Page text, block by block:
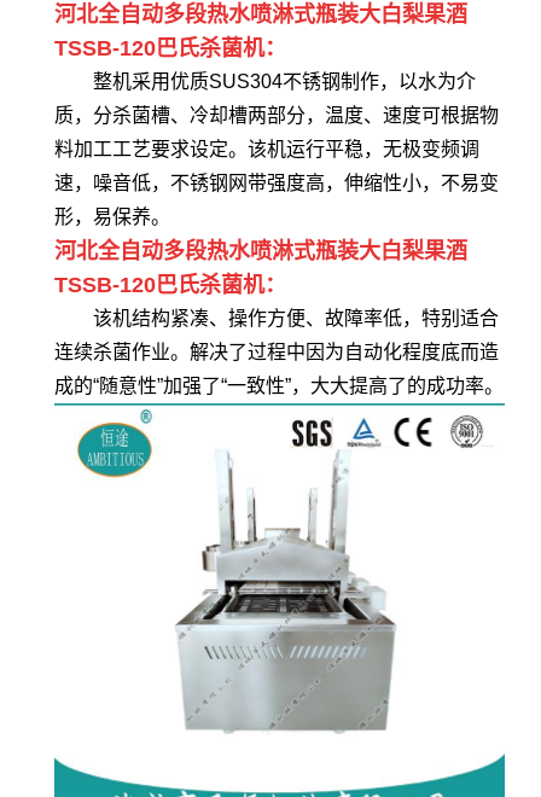
河北全自动多段热水喷淋式瓶装大白梨果酒
TSSB-120巴氏杀菌机：
整机采用优质SUS304不锈钢制作，以水为介
质，分杀菌槽、冷却槽两部分，温度、速度可根据物
料加工工艺要求设定。该机运行平稳，无极变频调
速，噪音低，不锈钢网带强度高，伸缩性小，不易变
形，易保养。
河北全自动多段热水喷淋式瓶装大白梨果酒
TSSB-120巴氏杀菌机：
该机结构紧凑、操作方便、故障率低，特别适合
连续杀菌作业。解决了过程中因为自动化程度底而造
成的“随意性”加强了“一致性”，大大提高了的成功率。